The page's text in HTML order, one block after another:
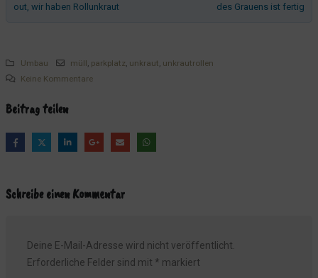
Unsere Terrasse ist endlich komplett
Der Imbiss
31 Jahre belüftete Geschichte
Die Terrasse wird schon super werden
Neue Möbel
Terrassenplanung 2.0
out, wir haben Rollunkraut
des Grauens ist fertig
Umbau müll, parkplatz, unkraut, unkrautrollen
Keine Kommentare
Beitrag teilen
Schreibe einen Kommentar
Deine E-Mail-Adresse wird nicht veröffentlicht.
Erforderliche Felder sind mit * markiert